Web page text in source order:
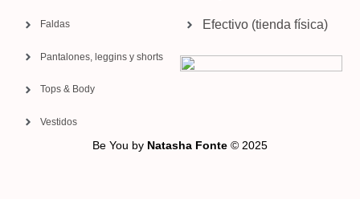
Faldas
Pantalones, leggins y shorts
Tops & Body
Vestidos
Efectivo (tienda física)
Be You by Natasha Fonte © 2025